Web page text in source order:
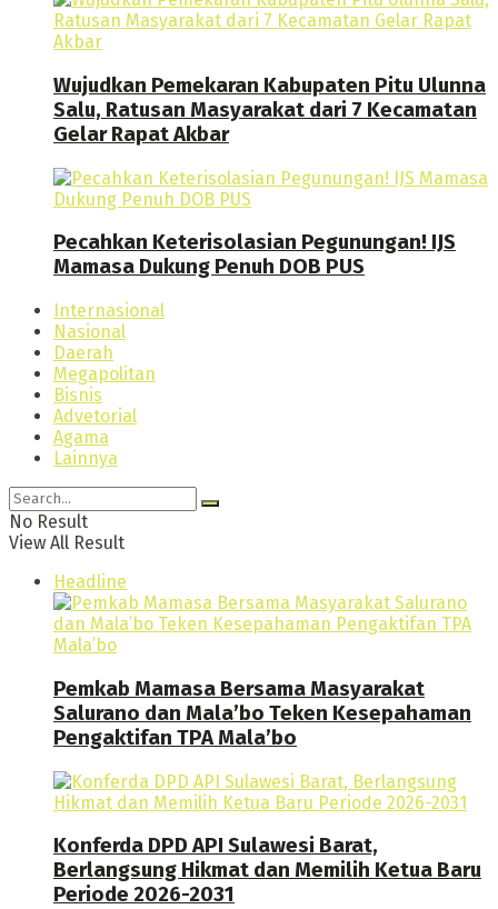
Wujudkan Pemekaran Kabupaten Pitu Ulunna
Salu, Ratusan Masyarakat dari 7 Kecamatan
Gelar Rapat Akbar
Pecahkan Keterisolasian Pegunungan! IJS
Mamasa Dukung Penuh DOB PUS
Internasional
Nasional
Daerah
Megapolitan
Bisnis
Advetorial
Agama
Lainnya
No Result
View All Result
Headline
Pemkab Mamasa Bersama Masyarakat
Salurano dan Mala’bo Teken Kesepahaman
Pengaktifan TPA Mala’bo
Konferda DPD API Sulawesi Barat,
Berlangsung Hikmat dan Memilih Ketua Baru
Periode 2026-2031